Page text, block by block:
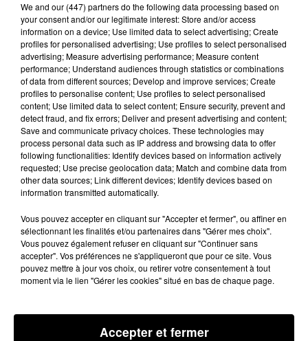
Lecture (2 min 22 sec)
100%
100% Radio les infos des Hautes-Pyrénées
7 mai 2024 - 2 min 22 sec
LES INFOS DES HAUTES-PYRÉNÉES DU
07/05/2024 À 11H01
Podcasts infos des Hautes-Pyrénées
We and our (447) partnersdo the following data processing based on
your consent and/or our legitimate interest: Store and/or access
information on a device; Use limited data to select advertising; Create
profiles for personalised advertising; Use profiles to select personalised
advertising; Measure advertising performance; Measure content
performance; Understand audiences through statistics or combinations
of data from different sources; Develop and improve services; Create
profiles to personalise content; Use profiles to select personalised
content; Use limited data to select content; Ensure security, prevent and
detect fraud, and fix errors; Deliver and present advertising and content;
Save and communicate privacy choices. These technologies may
process personal data such as IP address and browsing data to offer
following functionalities: Identify devices based on information actively
requested; Use precise geolocation data; Match and combine data from
other data sources; Link different devices; Identify devices based on
information transmitted automatically.
Vous pouvez accepter en cliquant sur "Accepter et fermer", ou affiner en
sélectionnant les finalités et/ou partenaires dans "Gérer mes choix".
Vous pouvez également refuser en cliquant sur "Continuer sans
accepter". Vos préférences ne s'appliqueront que pour ce site. Vous
pouvez mettre à jour vos choix, ou retirer votre consentement à tout
moment via le lien "Gérer les cookies" situé en bas de chaque page.
Accepter et fermer